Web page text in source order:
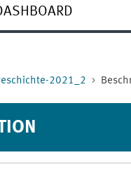
2021_2